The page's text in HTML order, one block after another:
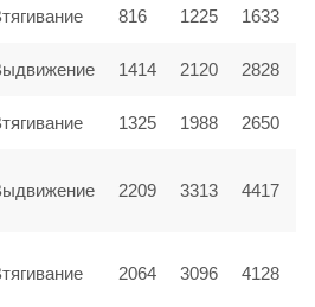
816 1225 1633
1414 2120 2828
1325 1988 2650
2209 3313 4417
2064 3096 4128